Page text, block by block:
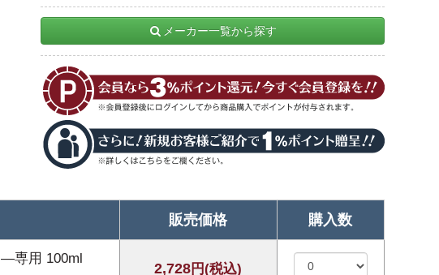
メーカー一覧から探す
販売価格 購入数
専用 100ml
2,728円(税込)